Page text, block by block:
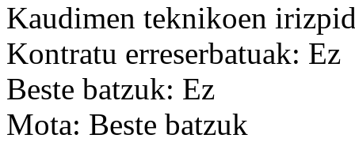
Kaudimen teknikoen
Kontratu erreserbatuak: Ez
Beste batzuk: Ez
Mota: Beste batzuk